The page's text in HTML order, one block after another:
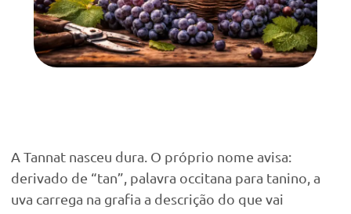
A Tannat nasceu dura. O próprio nome avisa:
derivado de “tan”, palavra occitana para tanino, a
uva carrega na grafia a descrição do que vai